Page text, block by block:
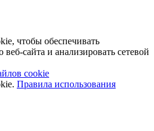
чтобы обеспечивать
сайта и анализировать сетевой
cookie
Правила использования